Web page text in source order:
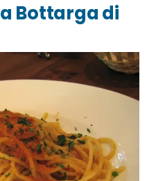
Bottarga di